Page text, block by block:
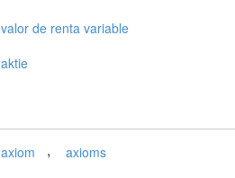
valor de renta variable
aktie
axiom , axioms